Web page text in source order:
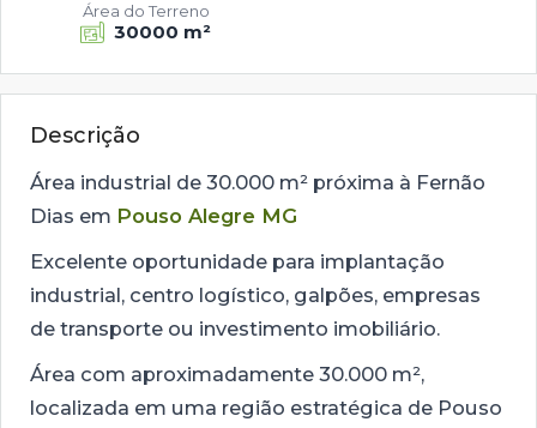
30000 m²
Área do Terreno
Descrição
Área industrial de 30.000 m² próxima à Fernão
Dias em Pouso Alegre MG
Excelente oportunidade para implantação
industrial, centro logístico, galpões, empresas
de transporte ou investimento imobiliário.
Área com aproximadamente 30.000 m²,
localizada em uma região estratégica de Pouso